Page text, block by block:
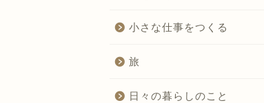
小さな仕事をつくる
旅
日々の暮らしのこと